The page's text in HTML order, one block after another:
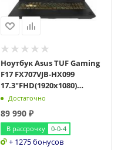
Ноутбук Asus TUF Gaming
F17 FX707VJB-HX099
17.3"FHD(1920x1080)
IPS/Core 5 210H
8с/16Gb/512Gb SSD/RTX
Достаточно
89 990₽
В рассрочку 0-0-4
+ 1275 бонусов